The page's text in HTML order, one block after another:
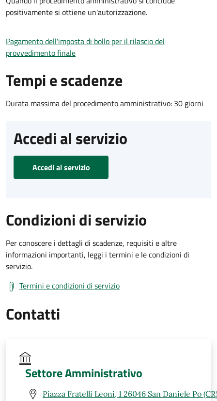
positivamente si ottiene un'autorizzazione.
Pagamento dell'imposta di bollo per il rilascio del
provvedimento finale
Tempi e scadenze
Durata massima del procedimento amministrativo: 30 giorni
Accedi al servizio
Accedi al servizio
Condizioni di servizio
Per conoscere i dettagli di scadenze, requisiti e altre
informazioni importanti, leggi i termini e le condizioni di
servizio.
Termini e condizioni di servizio
Contatti
Settore Amministrativo
Piazza Fratelli Leoni, 1 26046 San Daniele Po